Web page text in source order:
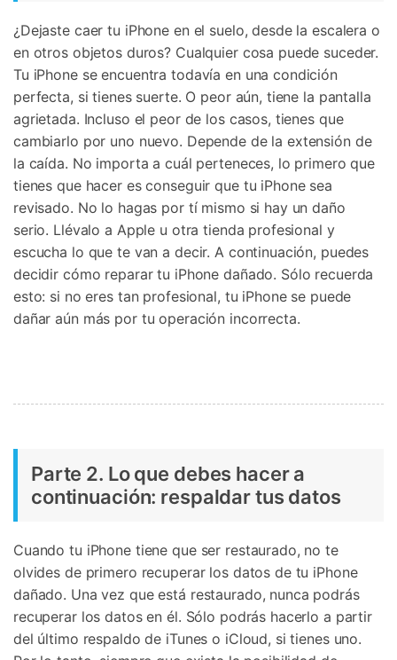
¿Dejaste caer tu iPhone en el suelo, desde la escalera o
en otros objetos duros? Cualquier cosa puede suceder.
Tu iPhone se encuentra todavía en una condición
perfecta, si tienes suerte. O peor aún, tiene la pantalla
agrietada. Incluso el peor de los casos, tienes que
cambiarlo por uno nuevo. Depende de la extensión de
la caída. No importa a cuál perteneces, lo primero que
tienes que hacer es conseguir que tu iPhone sea
revisado. No lo hagas por tí mismo si hay un daño
serio. Llévalo a Apple u otra tienda profesional y
escucha lo que te van a decir. A continuación, puedes
decidir cómo reparar tu iPhone dañado. Sólo recuerda
esto: si no eres tan profesional, tu iPhone se puede
dañar aún más por tu operación incorrecta.
Parte 2. Lo que debes hacer a
continuación: respaldar tus datos
Cuando tu iPhone tiene que ser restaurado, no te
olvides de primero recuperar los datos de tu iPhone
dañado. Una vez que está restaurado, nunca podrás
recuperar los datos en él. Sólo podrás hacerlo a partir
del último respaldo de iTunes o iCloud, si tienes uno.